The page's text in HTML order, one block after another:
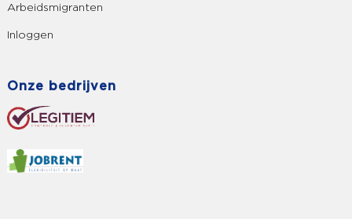
Arbeidsmigranten
Inloggen
Onze bedrijven